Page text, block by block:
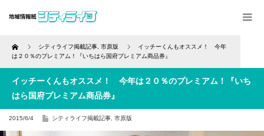
Home シティライフ掲載記事 市原版
イッチーくんもオススメ！ 今年
は２０％のプレミアム！『いちはら国府プレミアム商品券』
イッチーくんもオススメ！ 今年は２０％のプレミアム！『いち
はら国府プレミアム商品券』
2015/6/4 シティライフ掲載記事 市原版